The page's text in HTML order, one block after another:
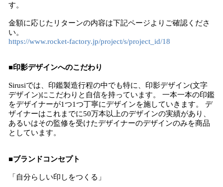
す。
金額に応じたリターンの内容は下記ページよりご確認くださ
い。
https://www.rocket-factory.jp/project/s/project_id/18
■印影デザインへのこだわり
Sirusiでは、印鑑製造行程の中でも特に、印影デザイン(文字
デザイン)にこだわりと自信を持っています。 一本一本の印鑑
をデザイナーが1つ1つ丁寧にデザインを施していきます。 デ
ザイナーはこれまでに50万本以上のデザインの実績があり、
あるいはその監修を受けたデザイナーのデザインのみを商品
としています。
■ブランドコンセプト
「自分らしい印しをつくる」